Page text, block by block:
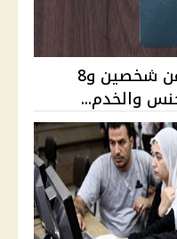
إسقاط الجنسية المصرية عن شخصين و8
والخدم...